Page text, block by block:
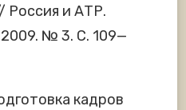
Россия и АТР.
№ 3. С. 109—
кадров